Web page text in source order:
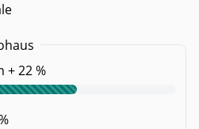
+ 22 %